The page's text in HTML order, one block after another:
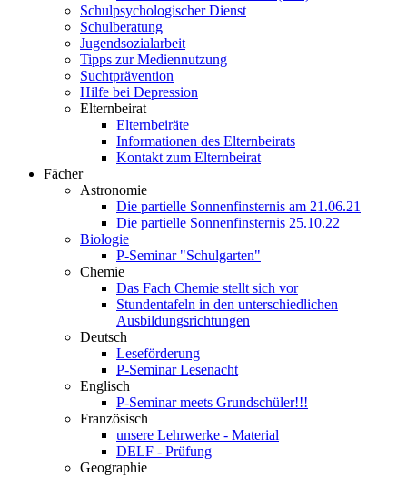
Schulpsychologischer Dienst
Schulberatung
Jugendsozialarbeit
Tipps zur Mediennutzung
Suchtprävention
Hilfe bei Depression
Elternbeirat
Elternbeiräte
Informationen des Elternbeirats
Kontakt zum Elternbeirat
Fächer
Astronomie
Die partielle Sonnenfinsternis am 21.06.21
Die partielle Sonnenfinsternis 25.10.22
Biologie
P-Seminar "Schulgarten"
Chemie
Das Fach Chemie stellt sich vor
Stundentafeln in den unterschiedlichen
Ausbildungsrichtungen
Deutsch
Leseförderung
P-Seminar Lesenacht
Englisch
P-Seminar meets Grundschüler!!!
Französisch
unsere Lehrwerke - Material
DELF - Prüfung
Geographie